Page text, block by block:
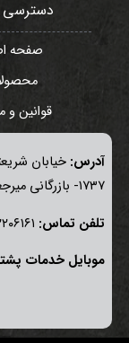
صفحه
قوانین و
آدرس: خيابان
١٧٣٧- بازرگانی میرجعفری
تلفن تماس:
موبايل خدمات